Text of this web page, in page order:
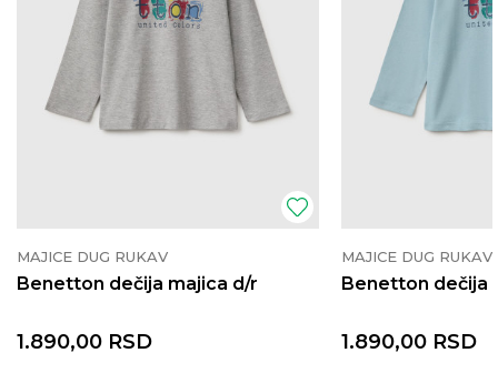
MAJICE DUG RUKAV
Benetton dečija majica d/r
1.890,00 RSD
MAJICE DUG RUKAV
Benetton dečija
1.890,00 RSD